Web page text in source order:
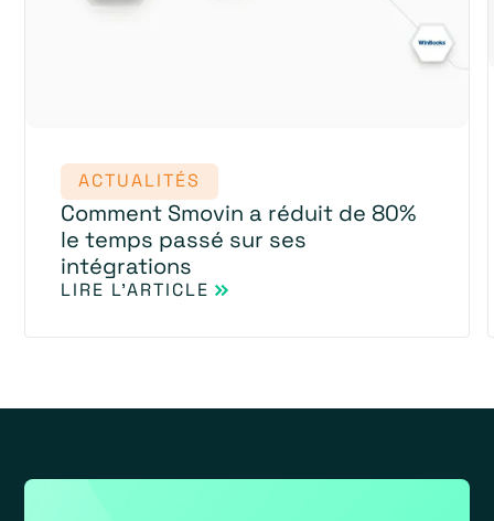
ACTUALITÉS
Comment Smovin a réduit de 80%
le temps passé sur ses
intégrations
LIRE L'ARTICLE